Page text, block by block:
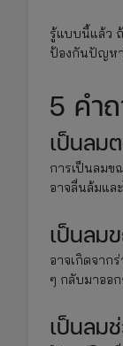
รู้แบบนี้แล้ว
ป้องกันปัญห
5 คำ
เป็นลม
การเป็นลมข
อาจลื่นล้มแล
เป็นลม
อาจเกิดจาก
ๆ กลับมาออ
เป็นลม